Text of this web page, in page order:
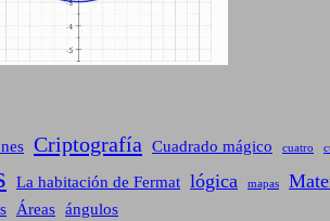
Criptografía Cuadrado mágico cuatro
La habitación de Fermat lógica mapas
Áreas ángulos